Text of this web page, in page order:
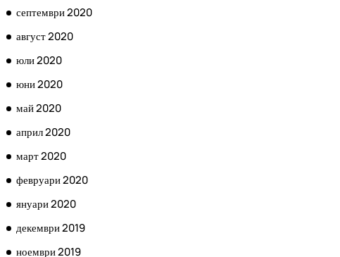
септември 2020
август 2020
юли 2020
юни 2020
май 2020
април 2020
март 2020
февруари 2020
януари 2020
декември 2019
ноември 2019